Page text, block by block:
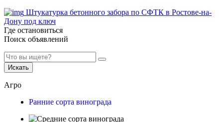
Штукатурка бетонного забора по СФТК в Ростове-на-
Дону под ключ
Где остановиться
Поиск объявлений
Искать
Агро
Ранние сорта винограда